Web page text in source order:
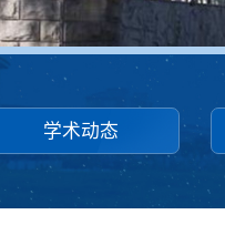
学术动态